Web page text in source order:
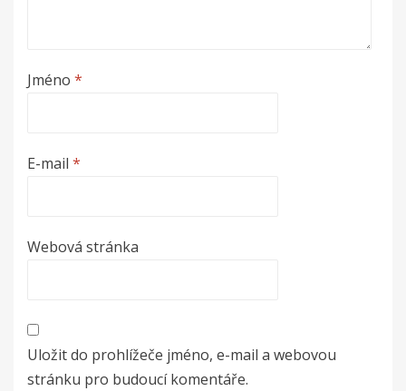
Jméno *
E-mail *
Webová stránka
Uložit do prohlížeče jméno, e-mail a webovou
stránku pro budoucí komentáře.